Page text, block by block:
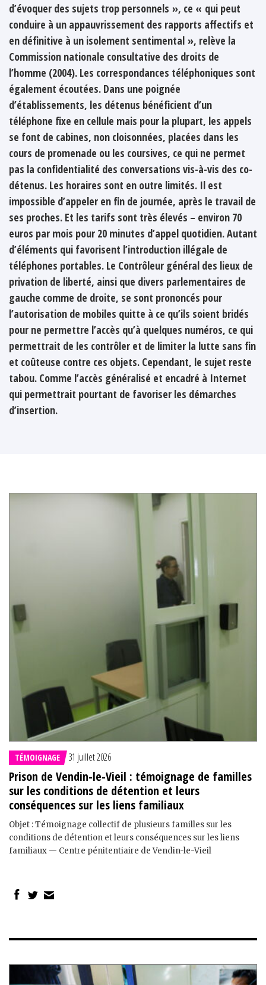
d’évoquer des sujets trop personnels », ce « qui peut
conduire à un appauvrissement des rapports affectifs et
en définitive à un isolement sentimental », relève la
Commission nationale consultative des droits de
l’homme (2004). Les correspondances téléphoniques sont
également écoutées. Dans une poignée
d’établissements, les détenus bénéficient d’un
téléphone fixe en cellule mais pour la plupart, les appels
se font de cabines, non cloisonnées, placées dans les
cours de promenade ou les coursives, ce qui ne permet
pas la confidentialité des conversations vis-à-vis des co-
détenus. Les horaires sont en outre limités. Il est
impossible d’appeler en fin de journée, après le travail de
ses proches. Et les tarifs sont très élevés – environ 70
euros par mois pour 20 minutes d’appel quotidien. Autant
d’éléments qui favorisent l’introduction illégale de
téléphones portables. Le Contrôleur général des lieux de
privation de liberté, ainsi que divers parlementaires de
gauche comme de droite, se sont prononcés pour
l’autorisation de mobiles quitte à ce qu’ils soient bridés
pour ne permettre l’accès qu’à quelques numéros, ce qui
permettrait de les contrôler et de limiter la lutte sans fin
et coûteuse contre ces objets. Cependant, le sujet reste
tabou. Comme l’accès généralisé et encadré à Internet
qui permettrait pourtant de favoriser les démarches
d’insertion.
TÉMOIGNAGE 31 juillet 2026
Prison de Vendin-le-Vieil : témoignage de familles
sur les conditions de détention et leurs
conséquences sur les liens familiaux
Objet : Témoignage collectif de plusieurs familles sur les
conditions de détention et leurs conséquences sur les liens
familiaux — Centre pénitentiaire de Vendin-le-Vieil